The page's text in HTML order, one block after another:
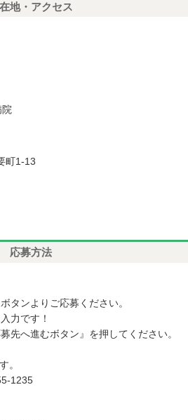
地・アクセス
町1-13
応募方法
タンよりご応募ください。
力です！
先へ進むボタン』を押してください。
。
1235